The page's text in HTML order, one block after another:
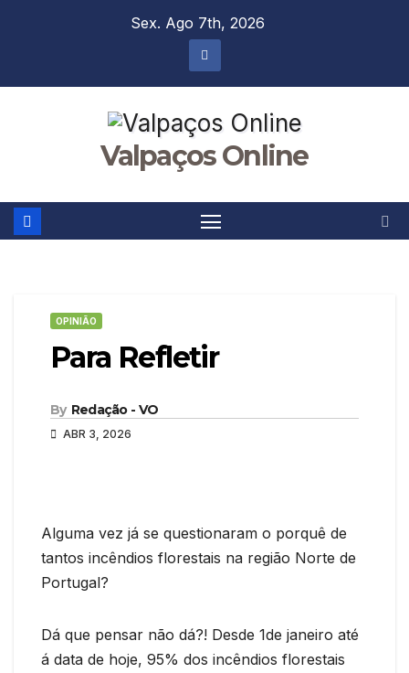
Sex. Ago 7th, 2026
Valpaços Online
OPINIÃO
Para Refletir
By Redação - VO
ABR 3, 2026
Alguma vez já se questionaram o porquê de
tantos incêndios florestais na região Norte de
Portugal?
Dá que pensar não dá?! Desde 1de janeiro até
á data de hoje, 95% dos incêndios florestais